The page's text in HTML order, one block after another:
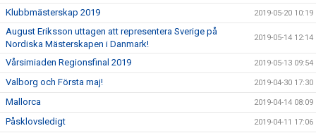
Klubbmästerskap 2019 2019-05-20 10:19
August Eriksson uttagen att representera Sverige på
Nordiska Mästerskapen i Danmark!
2019-05-14 12:14
Vårsimiaden Regionsfinal 2019 2019-05-13 09:54
Valborg och Första maj! 2019-04-30 17:30
Mallorca 2019-04-14 08:09
Påsklovsledigt 2019-04-11 17:06